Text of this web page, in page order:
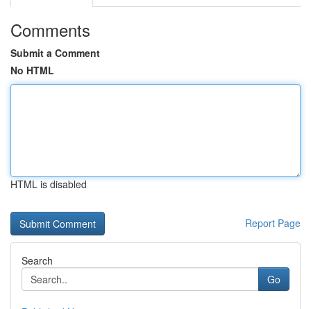
Comments
Submit a Comment
No HTML
HTML is disabled
Report Page
Search
Go